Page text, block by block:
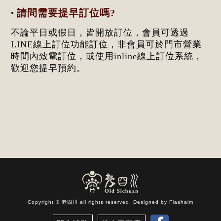
● 請問需要提早訂位嗎?
不論平日或假日，皆開放訂位，會員可透過
LINE線上訂位功能訂位，非會員可於門市營業
時間內致電訂位，或使用inline線上訂位系統，
歡迎您提早預約。
Copyright © 老四川 all rights reserved. Designed by Flashaim